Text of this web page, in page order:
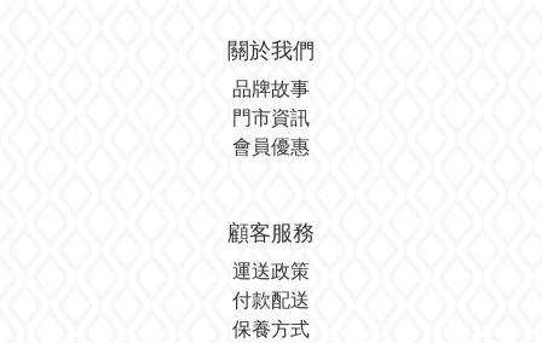
關於我們
品牌故事
門市資訊
會員優惠
顧客服務
運送政策
付款配送
保養方式